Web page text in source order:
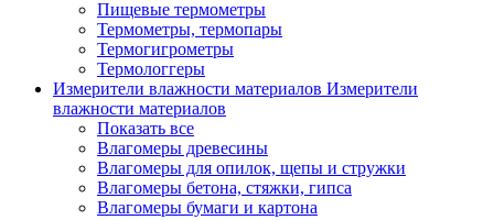
Пищевые термометры
Термометры, термопары
Термогигрометры
Термологгеры
Измерители влажности материалов Измерители
влажности материалов
Показать все
Влагомеры древесины
Влагомеры для опилок, щепы и стружки
Влагомеры бетона, стяжки, гипса
Влагомеры бумаги и картона